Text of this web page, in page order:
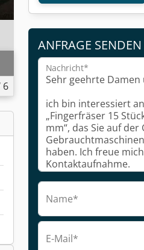
6
ANFRAGE SENDEN
Nachricht*
Name*
E-Mail*